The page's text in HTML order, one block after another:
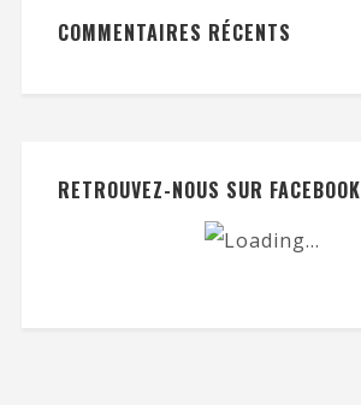
COMMENTAIRES RÉCENTS
RETROUVEZ-NOUS SUR FACEBOOK